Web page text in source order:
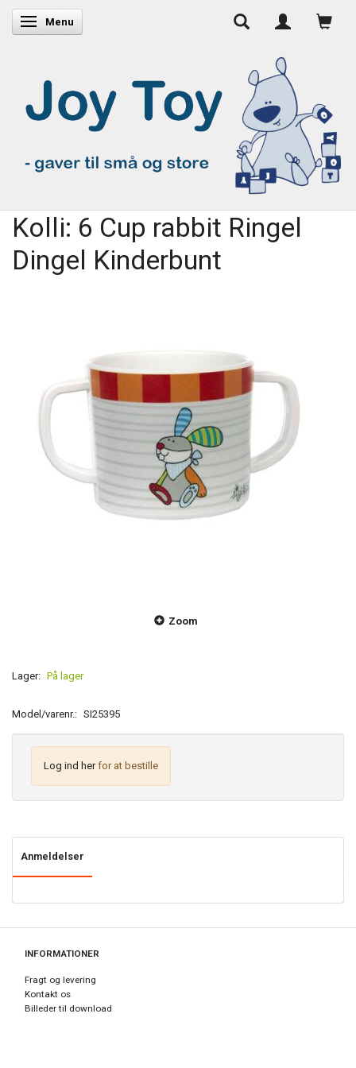
Skifte navigation
Menu
Kolli: 6 Cup rabbit Ringel
Dingel Kinderbunt
Zoom
Lager: På lager
Model/varenr.: SI25395
Log ind herfor at bestille
Anmeldelser
INFORMATIONER
Fragt og levering
Kontakt os
Billeder til download